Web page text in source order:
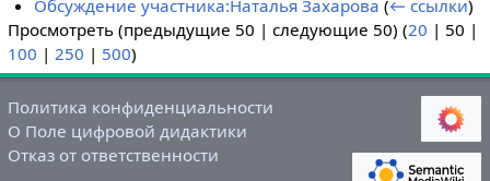
Обсуждение участника:Наталья Захарова (← ссылки)
Просмотреть (предыдущие 50 | следующие 50) (20 | 50 |
100 | 250 | 500)
Политика конфиденциальности
О Поле цифровой дидактики
Отказ от ответственности